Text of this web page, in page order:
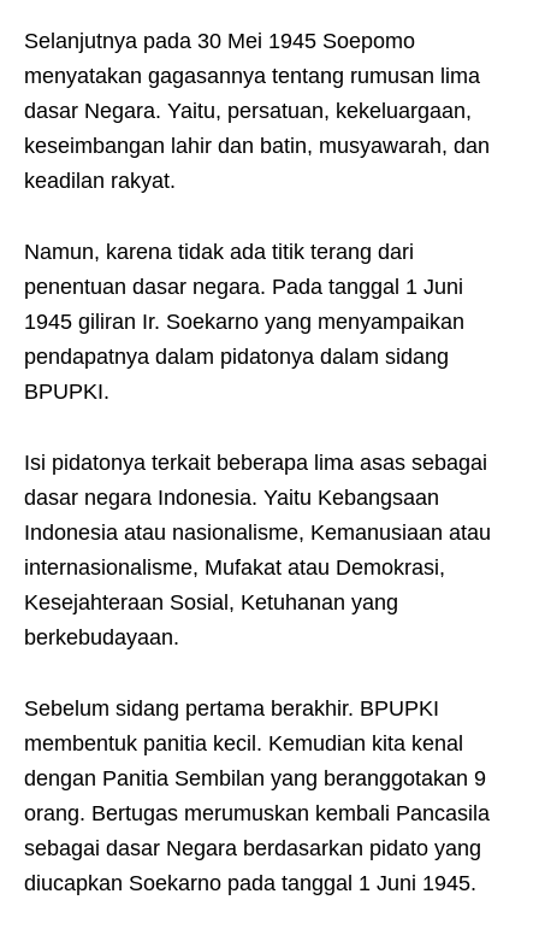
Selanjutnya pada 30 Mei 1945 Soepomo
menyatakan gagasannya tentang rumusan lima
dasar Negara. Yaitu, persatuan, kekeluargaan,
keseimbangan lahir dan batin, musyawarah, dan
keadilan rakyat.
Namun, karena tidak ada titik terang dari
penentuan dasar negara. Pada tanggal 1 Juni
1945 giliran Ir. Soekarno yang menyampaikan
pendapatnya dalam pidatonya dalam sidang
BPUPKI.
Isi pidatonya terkait beberapa lima asas sebagai
dasar negara Indonesia. Yaitu Kebangsaan
Indonesia atau nasionalisme, Kemanusiaan atau
internasionalisme, Mufakat atau Demokrasi,
Kesejahteraan Sosial, Ketuhanan yang
berkebudayaan.
Sebelum sidang pertama berakhir. BPUPKI
membentuk panitia kecil. Kemudian kita kenal
dengan Panitia Sembilan yang beranggotakan 9
orang. Bertugas merumuskan kembali Pancasila
sebagai dasar Negara berdasarkan pidato yang
diucapkan Soekarno pada tanggal 1 Juni 1945.